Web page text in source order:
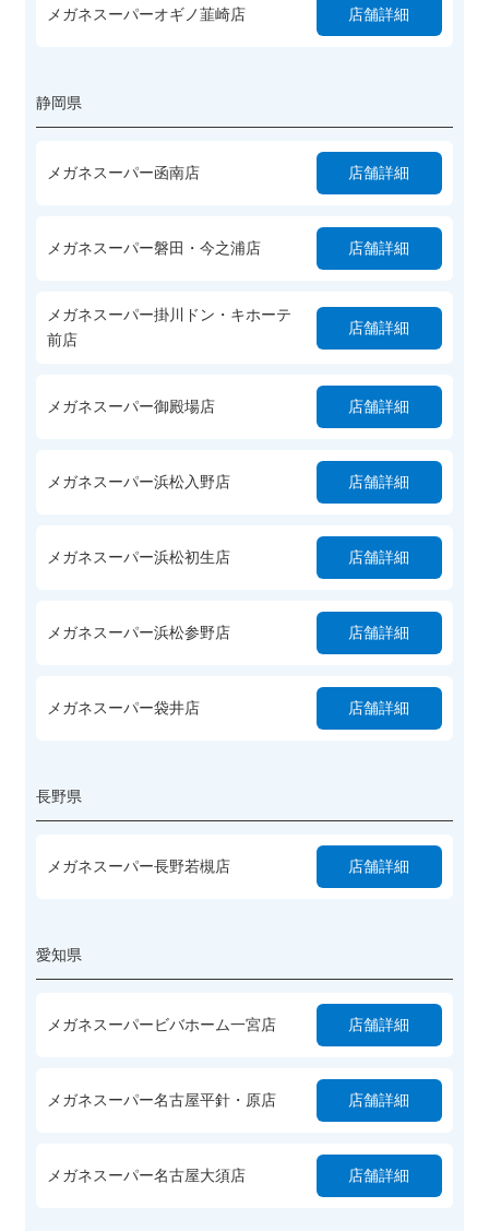
メガネスーパーオギノ韮崎店 店舗詳細
静岡県
メガネスーパー函南店 店舗詳細
メガネスーパー磐田・今之浦店 店舗詳細
メガネスーパー掛川ドン・キホーテ
前店
店舗詳細
メガネスーパー御殿場店 店舗詳細
メガネスーパー浜松入野店 店舗詳細
メガネスーパー浜松初生店 店舗詳細
メガネスーパー浜松参野店 店舗詳細
メガネスーパー袋井店 店舗詳細
長野県
メガネスーパー長野若槻店 店舗詳細
愛知県
メガネスーパービバホーム一宮店 店舗詳細
メガネスーパー名古屋平針・原店 店舗詳細
メガネスーパー名古屋大須店 店舗詳細